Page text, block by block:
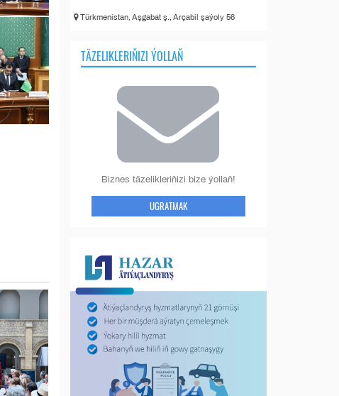
Türkmenistan, Aşgabat ş., Arçabil şaýoly 56
TÄZELIKLERIŇIZI ÝOLLAŇ
Biznes täzelikleriňizi bize ýollaň!
UGRATMAK